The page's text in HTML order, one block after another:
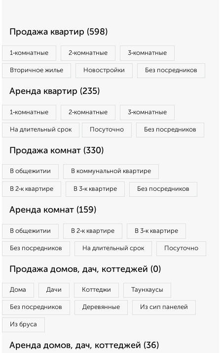
Продажа квартир (598)
1‑комнатные 2‑комнатные 3‑комнатные
Вторичное жилье Новостройки Без посредников
Аренда квартир (235)
1‑комнатные 2‑комнатные 3‑комнатные
На длительный срок Посуточно Без посредников
Продажа комнат (330)
В общежитии В коммунальной квартире
В 2‑к квартире В 3‑к квартире Без посредников
Аренда комнат (159)
В общежитии В 2‑к квартире В 3‑к квартире
Без посредников На длительный срок Посуточно
Продажа домов, дач, коттеджей (0)
Дома Дачи Коттеджи Таунхаусы
Без посредников Деревянные Из сип панелей
Из бруса
Аренда домов, дач, коттеджей (36)